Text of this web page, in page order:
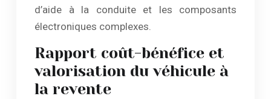
d’aide à la conduite et les composants
électroniques complexes.
Rapport coût-bénéfice et
valorisation du véhicule à
la revente